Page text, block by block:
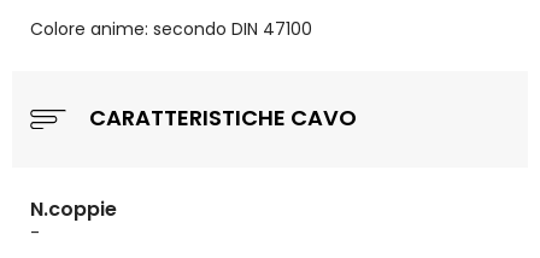
Colore anime: secondo DIN 47100
CARATTERISTICHE CAVO
N.coppie
-